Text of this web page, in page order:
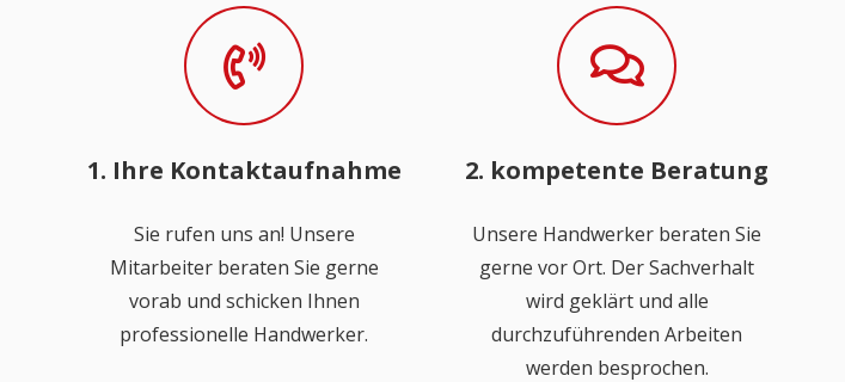
1. Ihre Kontaktaufnahme
Sie rufen uns an! Unsere
Mitarbeiter beraten Sie gerne
vorab und schicken Ihnen
professionelle Handwerker.
2. kompetente Beratung
Unsere Handwerker beraten Sie
gerne vor Ort. Der Sachverhalt
wird geklärt und alle
durchzuführenden Arbeiten
werden besprochen.